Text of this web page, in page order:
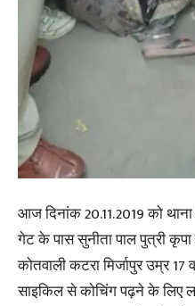
आज दिनांक 20.11.2019 को
गेट के पास सुनीता पाल पुत्री कृपा
कोतवाली कटरा मिर्जापुर उम्र 17
साइकिल से कोचिंग पढ़ने के लिए